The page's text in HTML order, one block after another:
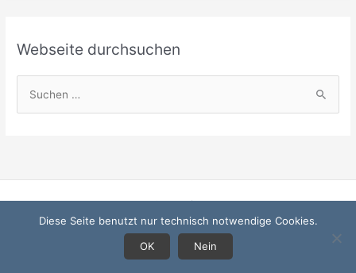
Webseite durchsuchen
Startseite
Datenschutzerklärung
Impressum
Diese Seite benutzt nur technisch notwendige Cookies.
OK
Nein